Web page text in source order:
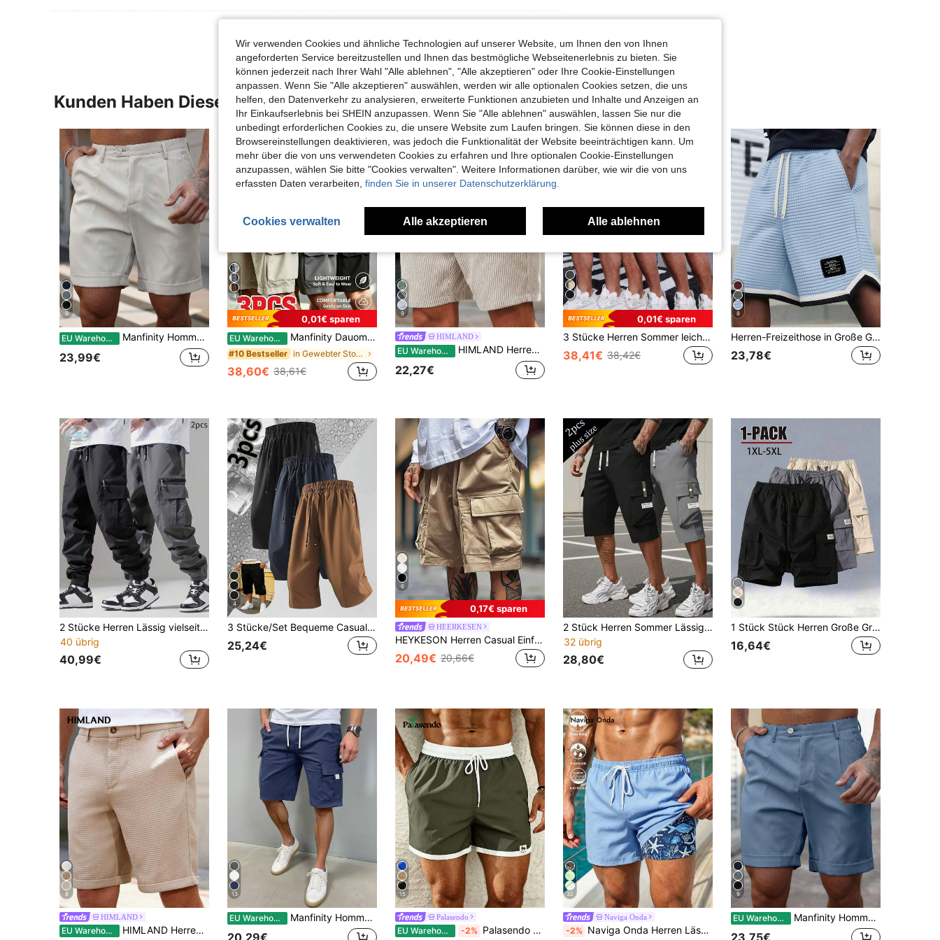
Kunden Haben Diese Artikel Auch Angeschaut
9
EU Warehouse Manfinity Homme Herren Große Größen Lässig einfarbige Bermuda Shorts mit Reißverschluss und schrägen Taschen, für den Sommer
23,99€
4
0,01€ sparen
EU Warehouse Manfinity Dauomo 3 Stück/Set Herren Große Größen Einfarbige Lässige Weite Shorts mit Taschen, Jogginghose
#10 Bestseller in Gewebter Stoff Herren-Shorts in Übergröße
38,60€ 38,61€
9
HIMLAND
EU Warehouse HIMLAND Herren Große Größen Beige Kordelzug Taille Lässig Tropische Shorts, Urlaub, Vatertagsgeschenke Urlaub Sommer, Fußball
22,27€
0,01€ sparen
3 Stücke Herren Sommer leichte Cargo Shorts in Große Größen mit Mehrfachtaschen, modische lässige Bermuda Hosen
38,41€ 38,42€
8
Herren-Freizeithose in Große Größen, 8 Zoll, mit Kordelzugbund, Seitentaschen, Label-Patch und gestreiftem Saum, locker und atmungsaktiv, Street-Basketball-Shorts
23,78€
2 Stücke Herren Lässig vielseitige einfache Cargohosen
40 übrig
40,99€
4
3 Stücke/Set Bequeme Casual Sport Caprihosen für Herren in Große Größen
25,24€
6
0,17€ sparen
HEERKESEN
HEYKESON Herren Casual Einfarbige Cargoshorts
20,49€ 20,66€
2 Stück Herren Sommer Lässig Mode Cargohose Outdoor Mehrfach-Taschen Caprihose in Großen Größen
32 übrig
28,80€
1 Stück Stück Herren Große Größen Cargo Lässig Mode Shorts, Outdoor Sport Locker sitzende Bermuda Shorts
16,64€
8
HIMLAND
EU Warehouse HIMLAND Herren einfarbige gewebte Shorts, knielang im Old Money Stil, Waffelstruktur lässige Sommerhose, ideal für den täglichen Gebrauch, Urlaub, Vatertagsgeschenke, Fußball
13
EU Warehouse Manfinity Homme Herren Cargo Shorts in Große Größen mit Kordelzug an der Taille, geeignet für Pendeln, Reisen, Lässig, Wochenendausflüge, Outdoor-Aktivitäten und gesellige Anlässe
20,29€
15
Palasendo
EU Warehouse -2% Palasendo Herren-Strandshorts für den Sommer in Zweifarben-Optik mit Kordelzug, für den Urlaub
32
Naviga Onda
-2% Naviga Onda Herren Lässig Vielseitig Taschen Kordelzug Taille Strandshorts Für Meeresufer
9
EU Warehouse Manfinity Homme Herren Shorts in Große Größen mit Falten und Taschen Einfarbig, geeignet für den täglichen Sommergebrauch
23,75€
Wir verwenden Cookies und ähnliche Technologien auf unserer Website, um Ihnen den von Ihnen
angeforderten Service bereitzustellen und Ihnen das bestmögliche Webseitenerlebnis zu bieten. Sie
können jederzeit nach Ihrer Wahl "Alle ablehnen", "Alle akzeptieren" oder Ihre Cookie-Einstellungen
anpassen. Wenn Sie "Alle akzeptieren" auswählen, werden wir alle optionalen Cookies setzen, die uns
helfen, den Datenverkehr zu analysieren, erweiterte Funktionen anzubieten und Inhalte und Anzeigen an
Ihr Einkaufserlebnis bei SHEIN anzupassen. Wenn Sie "Alle ablehnen" auswählen, lassen Sie nur die
unbedingt erforderlichen Cookies zu, die unsere Website zum Laufen bringen. Sie können diese in den
Browsereinstellungen deaktivieren, was jedoch die Funktionalität der Website beeinträchtigen kann. Um
mehr über die von uns verwendeten Cookies zu erfahren und Ihre optionalen Cookie-Einstellungen
anzupassen, wählen Sie bitte "Cookies verwalten". Weitere Informationen darüber, wie wir die von uns
erfassten Daten verarbeiten, finden Sie in unserer Datenschutzerklärung.
Cookies verwalten Alle akzeptieren Alle ablehnen